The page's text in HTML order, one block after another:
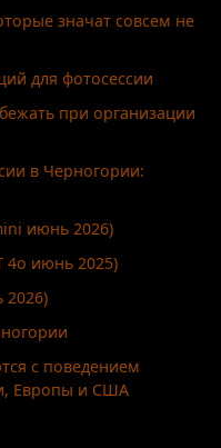
значат совсем не
для фотосессии
при организации
в Черногории:
июнь 2026)
4o июнь 2025)
2026)
с поведением
Европы и США